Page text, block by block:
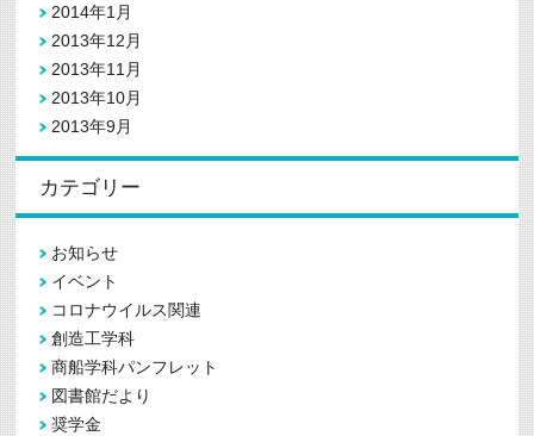
2014年1月
2013年12月
2013年11月
2013年10月
2013年9月
カテゴリー
お知らせ
イベント
コロナウイルス関連
創造工学科
商船学科パンフレット
図書館だより
奨学金